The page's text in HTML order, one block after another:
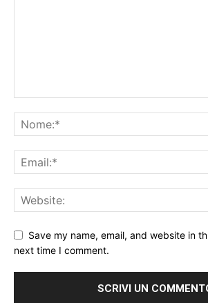
Save my name, email, and website in
next time I comment.